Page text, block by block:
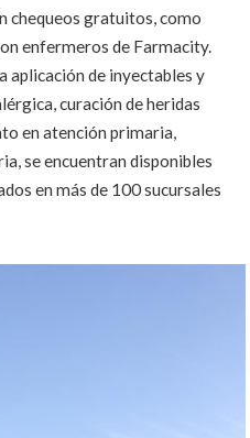
chequeos gratuitos, como
enfermeros de Farmacity.
aplicación de inyectables y
curación de heridas
en atención primaria,
se encuentran disponibles
en más de 100 sucursales